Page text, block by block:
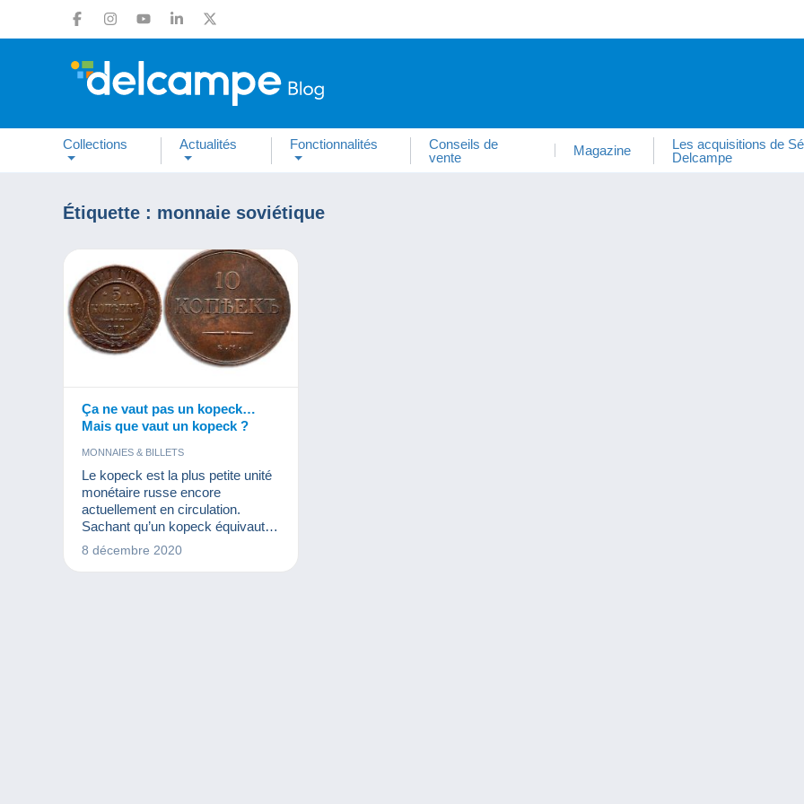
Collections Actualités Fonctionnalités
Conseils de
vente
Magazine
Les acquisitions de
Delcampe
Étiquette : monnaie soviétique
Ça ne vaut pas un kopeck…
Mais que vaut un kopeck ?
MONNAIES & BILLETS
Le kopeck est la plus petite unité
monétaire russe encore
actuellement en circulation.
Sachant qu’un kopeck équivaut à
un centième de rouble et qu’un
8 décembre 2020